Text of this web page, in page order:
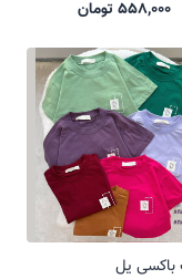
558,000 تومان
باکسی یل